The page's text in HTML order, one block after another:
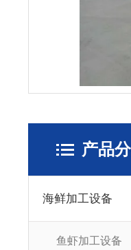
产品
海鲜加工设备
鱼虾加工设备